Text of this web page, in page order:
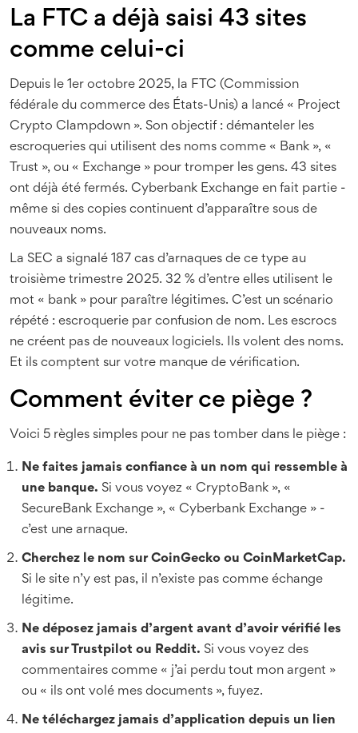
La FTC a déjà saisi 43 sites
comme celui-ci
Depuis le 1er octobre 2025, la FTC (Commission
fédérale du commerce des États-Unis) a lancé « Project
Crypto Clampdown ». Son objectif : démanteler les
escroqueries qui utilisent des noms comme « Bank », «
Trust », ou « Exchange » pour tromper les gens. 43 sites
ont déjà été fermés. Cyberbank Exchange en fait partie -
même si des copies continuent d’apparaître sous de
nouveaux noms.
La SEC a signalé 187 cas d’arnaques de ce type au
troisième trimestre 2025. 32 % d’entre elles utilisent le
mot « bank » pour paraître légitimes. C’est un scénario
répété : escroquerie par confusion de nom. Les escrocs
ne créent pas de nouveaux logiciels. Ils volent des noms.
Et ils comptent sur votre manque de vérification.
Comment éviter ce piège ?
Voici 5 règles simples pour ne pas tomber dans le piège :
Ne faites jamais confiance à un nom qui ressemble à
une banque. Si vous voyez « CryptoBank », «
SecureBank Exchange », « Cyberbank Exchange » -
c’est une arnaque.
Cherchez le nom sur CoinGecko ou CoinMarketCap.
Si le site n’y est pas, il n’existe pas comme échange
légitime.
Ne déposez jamais d’argent avant d’avoir vérifié les
avis sur Trustpilot ou Reddit. Si vous voyez des
commentaires comme « j’ai perdu tout mon argent »
ou « ils ont volé mes documents », fuyez.
Ne téléchargez jamais d’application depuis un lien